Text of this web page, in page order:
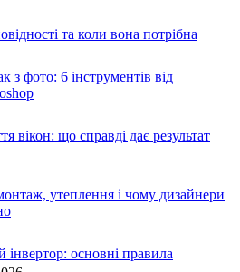
та коли вона потрібна
з фото: 6 інструментів від
вікон: що справді дає результат
утеплення і чому дизайнери
основні правила